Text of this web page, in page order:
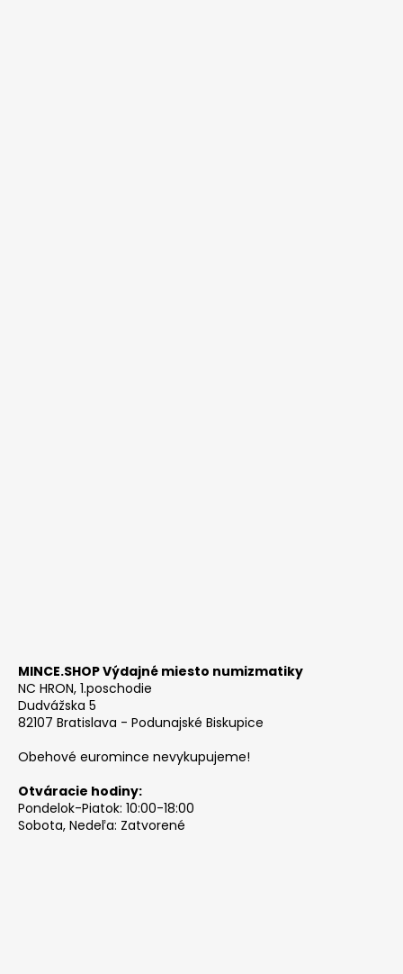
MINCE.SHOP Výdajné miesto numizmatiky
NC HRON, 1.poschodie
Dudvážska 5
82107 Bratislava - Podunajské Biskupice
Obehové euromince nevykupujeme!
Otváracie hodiny:
Pondelok-Piatok: 10:00-18:00
Sobota, Nedeľa: Zatvorené